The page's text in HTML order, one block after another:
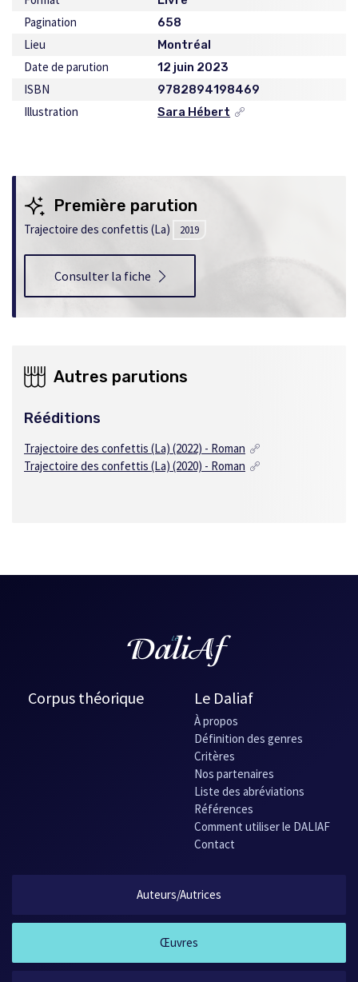
Pagination 658
Lieu Montréal
Date de parution 12 juin 2023
ISBN 9782894198469
Illustration Sara Hébert
Ce
une
fenêtre
Première parution
Trajectoire des confettis (La) 2019
Consulter la fiche
Autres parutions
Rééditions
Trajectoire des confettis (La) (2022) - Roman
Trajectoire des confettis (La) (2020) - Roman
Corpus théorique Le Daliaf
À propos
Définition des genres
Critères
Nos partenaires
Liste des abréviations
Références
Comment utiliser le DALIAF
Contact
Auteurs/Autrices
Œuvres